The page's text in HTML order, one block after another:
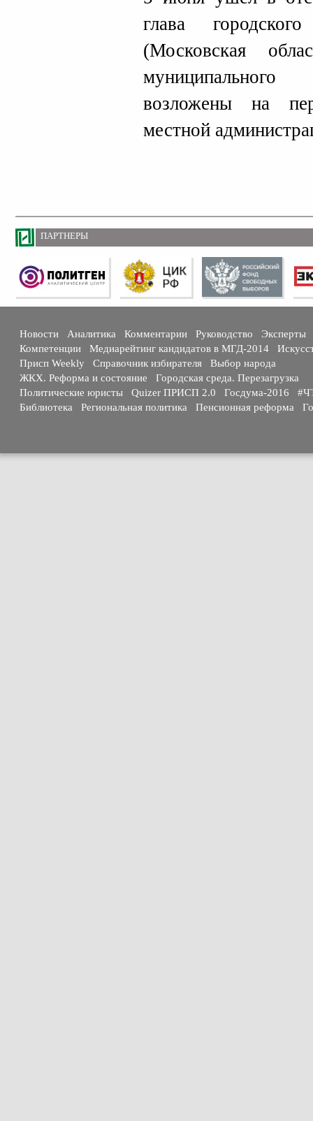
глава
(Московская
муниципального
возложены на
местной
ПАРТНЕРЫ
Новости Аналитика Комментарии Руководство
Эксперты
Компетенции
Медиарейтинг кандидатов в МГД-2014
Присп Weekly
Справочник избирателя
Выбор народа
ЖКХ. Реформа и состояние
Городская среда. Перезагрузка
Политические юристы
Quizer ПРИСП 2.0 Госдума-2016
Библиотека
Региональная политика Пенсионная реформа